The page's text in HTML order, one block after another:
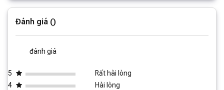
Đánh giá ()
đánh giá
5
Rất hài lòng
4
Hài lòng